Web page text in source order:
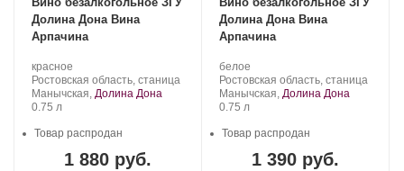
Долина Дона Вина
Арпачина
Производитель:
Арпачина.
красное
Регион:
Ростовская область, станица
Манычская, Долина Дона
Объем
0.75 л
1 880 руб.
Товар распродан
Долина Дона Вина
Арпачина
Производитель:
Арпачина.
белое
Регион:
Ростовская область, станица
Манычская, Долина Дона
Объем
0.75 л
1 390 руб.
Товар распродан